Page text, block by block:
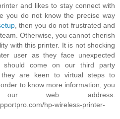
and likes to stay connect with
you do not know the precise way
, then you do not frustrated and
Otherwise, you cannot cherish
with this printer. It is not shocking
user as they face unexpected
should come on our third party
they are keen to virtual steps to
to know more information, you
web address.
hp-wireless-printer-